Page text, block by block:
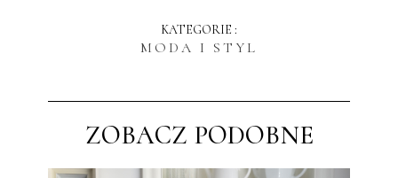
KATEGORIE :
MODA I STYL
ZOBACZ PODOBNE